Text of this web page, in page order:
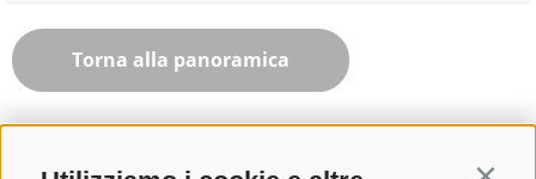
Torna alla panoramica